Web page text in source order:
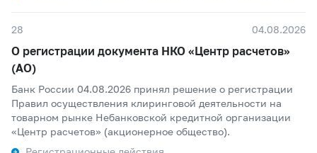
28 04.08.2026
О регистрации документа НКО «Центр расчетов»
(АО)
Банк России 04.08.2026 принял решение о регистрации
Правил осуществления клиринговой деятельности на
товарном рынке Небанковской кредитной организации
«Центр расчетов» (акционерное общество).